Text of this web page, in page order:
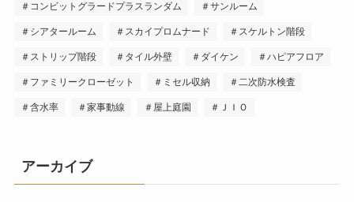
＃コンビットグラードプラスランダム ＃サンルーム
＃シアタールーム ＃スカイプロムナード ＃スケルトン階段
＃ストリップ階段 ＃タイル外壁 ＃ダイケン ＃ハピアフロア
＃ファミリークローゼット ＃ミセル収納 ＃二次防水検査
＃含水率 ＃家事動線 ＃屋上庭園 ＃ＪＩＯ
アーカイブ